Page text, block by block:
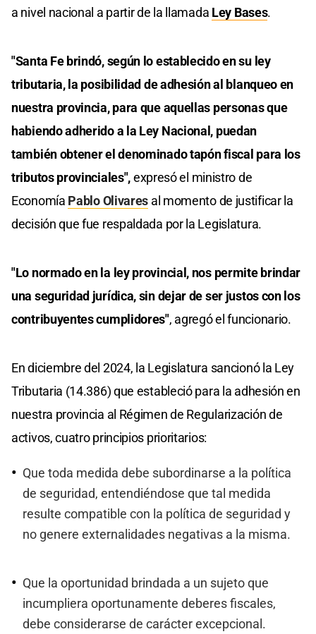
a nivel nacional a partir de la llamada Ley Bases.
"Santa Fe brindó, según lo establecido en su ley
tributaria, la posibilidad de adhesión al blanqueo en
nuestra provincia, para que aquellas personas que
habiendo adherido a la Ley Nacional, puedan
también obtener el denominado tapón fiscal para los
tributos provinciales",expresó el ministro de
Economía Pablo Olivares al momento de justificar la
decisión que fue respaldada por la Legislatura.
"Lo normado en la ley provincial, nos permite brindar
una seguridad jurídica, sin dejar de ser justos con los
contribuyentes cumplidores", agregó el funcionario.
En diciembre del 2024, la Legislatura sancionó la Ley
Tributaria (14.386) que estableció para la adhesión en
nuestra provincia al Régimen de Regularización de
activos, cuatro principios prioritarios:
Que toda medida debe subordinarse a la política
de seguridad, entendiéndose que tal medida
resulte compatible con la política de seguridad y
no genere externalidades negativas a la misma.
Que la oportunidad brindada a un sujeto que
incumpliera oportunamente deberes fiscales,
debe considerarse de carácter excepcional.